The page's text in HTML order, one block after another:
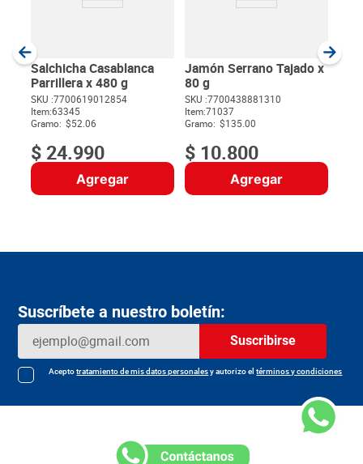
Salchicha Casablanca
Parrillera x 480 g
SKU :7700619012854
Item:63345
Gramo: $52.06
$ 24.990
Agregar
Jamón Serrano Tajado x
80 g
SKU :7700438881310
Item:71037
Gramo: $135.00
$ 10.800
Agregar
Suscríbete a nuestro boletín:
Suscribirse
Aceptotratamiento de mis datos personalesy autorizo eltérminos y condiciones